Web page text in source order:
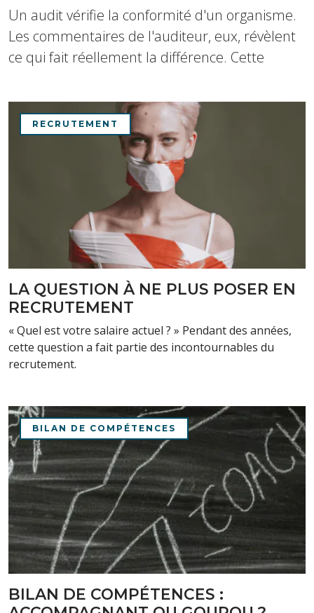
Un audit vérifie la conformité d'un organisme.
Les commentaires de l'auditeur, eux, révèlent
ce qui fait réellement la différence. Cette
RECRUTEMENT
LA QUESTION À NE PLUS POSER EN
RECRUTEMENT
« Quel est votre salaire actuel ? » Pendant des années,
cette question a fait partie des incontournables du
recrutement.
BILAN DE COMPÉTENCES
BILAN DE COMPÉTENCES :